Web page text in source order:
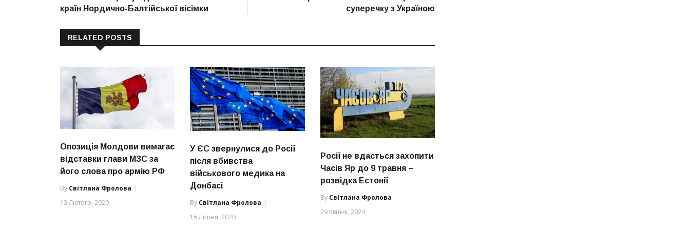
країн Нордично-Балтійської вісімки
суперечку з Україною
RELATED POSTS
Опозиція Молдови вимагає
відставки глави МЗС за
його слова про армію РФ
By Світлана Фролова
13 Лютого, 2020
У ЄС звернулися до Росії
після вбивства
військового медика на
Донбасі
By Світлана Фролова
16 Липня, 2020
Росії не вдасться захопити
Часів Яр до 9 травня –
розвідка Естонії
By Світлана Фролова
29 Квітня, 2024